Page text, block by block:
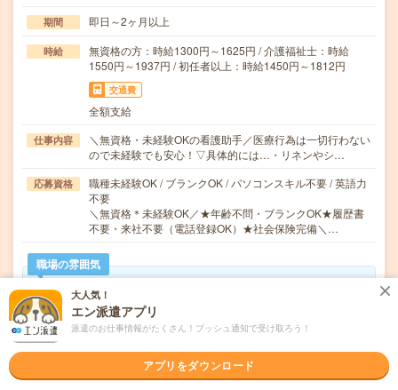
期間 即日～2ヶ月以上
時給
無資格の方：時給1300円～1625円 / 介護福祉士：時給
1550円～1937円 / 初任者以上：時給1450円～1812円
交通費
全額支給
仕事内容
＼無資格・未経験OKの看護助手／医療行為は一切行わない
ので未経験でも安心！▽具体的には…・リネンやシ…
応募資格
職種未経験OK / ブランクOK / パソコンスキル不要 / 英語力
不要
＼無資格＊未経験OK／★年齢不問・ブランクOK★履歴書
不要・来社不要（電話登録OK）★社会保険完備＼…
職場の雰囲気
年齢層
20代
男女比率
大人気！
エン派遣アプリ
派遣のお仕事情報がたくさん！プッシュ通知で受け取ろう！
アプリをダウンロード